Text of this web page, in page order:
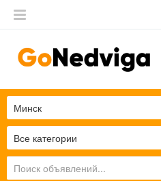
Все категории
Минск